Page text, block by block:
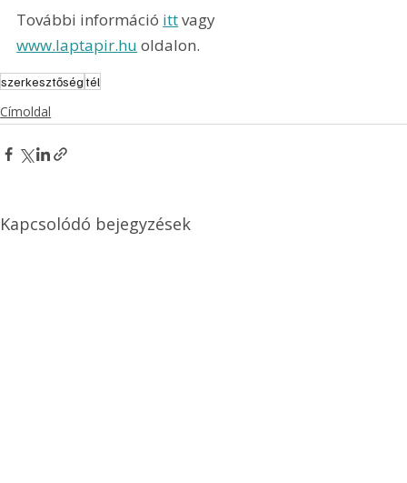
További információ itt vagy
www.laptapir.hu oldalon.
szerkesztőségtél
Címoldal
Kapcsolódó bejegyzések